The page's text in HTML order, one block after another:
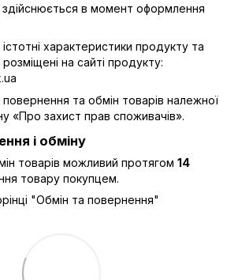
в момент оформлення
характеристики продукту та
на сайті продукту:
та обмін товарів належної
«Про захист прав споживачів».
і обміну
товарів можливий протягом 14
товару покупцем.
"Обмін та повернення"